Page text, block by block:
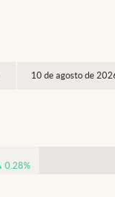
10 de agosto de
0.28%